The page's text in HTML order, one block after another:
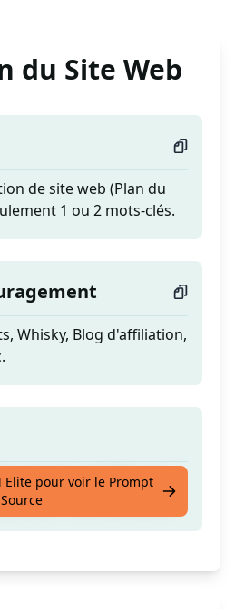
du Site Web
de site web (Plan du
1 ou 2 mots-clés.
Whisky, Blog d'affiliation,
de site web (Plan du
1 ou 2 mots-clés.
Elite pour voir le Prompt
Source